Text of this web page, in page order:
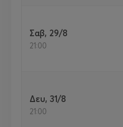
Σαβ, 29/8
21:00
Δευ, 31/8
21:00